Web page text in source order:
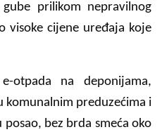
prilikom nepravilnog
visoke cijene uređaja koje
otpada na deponijama,
komunalnim preduzećima i
bez brda smeća oko